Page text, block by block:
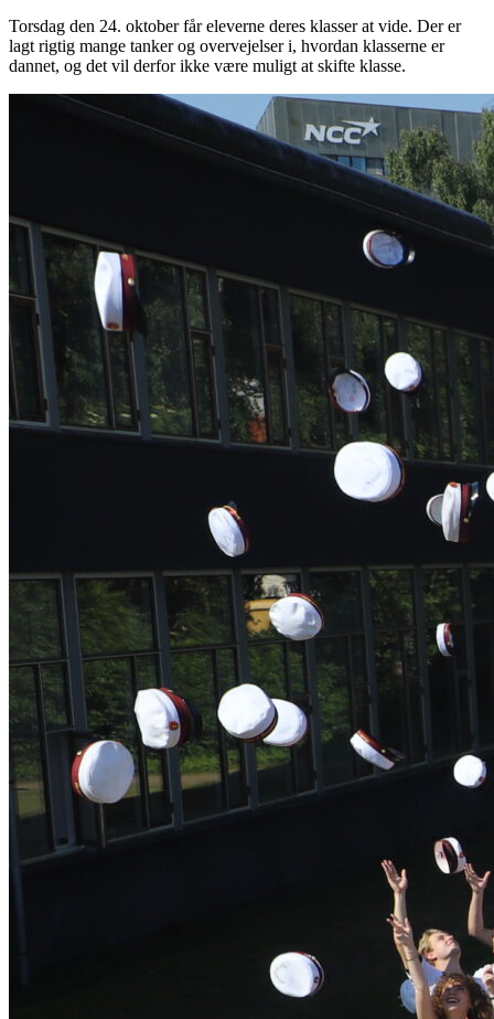
Torsdag den 24. oktober får eleverne deres klasser at vide. Der er
lagt rigtig mange tanker og overvejelser i, hvordan klasserne er
dannet, og det vil derfor ikke være muligt at skifte klasse.